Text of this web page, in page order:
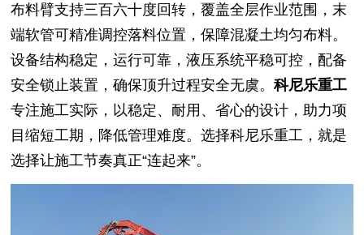
布料臂支持三百六十度回转，覆盖全层作业范围，末
端软管可精准调控落料位置，保障混凝土均匀布料。
设备结构稳定，运行可靠，液压系统平稳可控，配备
安全锁止装置，确保顶升过程安全无虞。科尼乐重工
专注施工实际，以稳定、耐用、省心的设计，助力项
目缩短工期，降低管理难度。选择科尼乐重工，就是
选择让施工节奏真正“连起来”。